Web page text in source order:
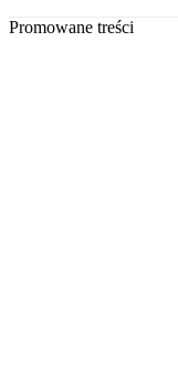
Promowane treści